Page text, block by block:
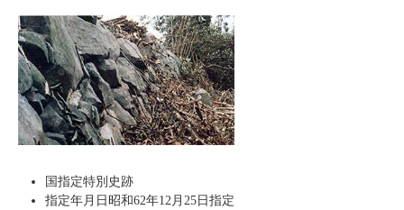
国指定特別史跡
指定年月日昭和62年12月25日指定